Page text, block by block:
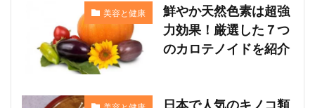
美容と健康
鮮やか天然色素は超強
力効果！厳選した７つ
のカロテノイドを紹介
日本で人気のキノコ類